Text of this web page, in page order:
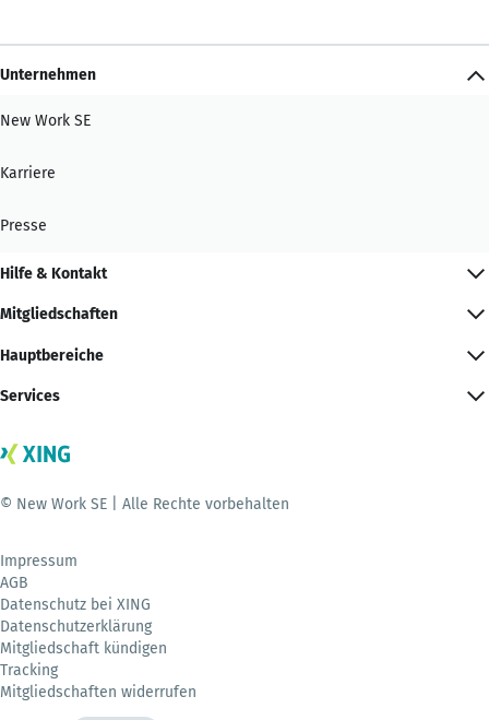
Unternehmen
New Work SE
Karriere
Presse
Hilfe & Kontakt
Mitgliedschaften
Hauptbereiche
Services
© New Work SE | Alle Rechte vorbehalten
Impressum
AGB
Datenschutz bei XING
Datenschutzerklärung
Mitgliedschaft kündigen
Tracking
Mitgliedschaften widerrufen